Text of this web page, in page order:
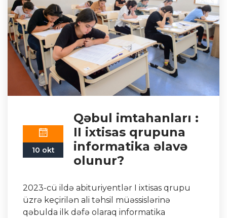
10 okt
Qəbul imtahanları :
II ixtisas qrupuna
informatika əlavə
olunur?
2023-cü ildə abituriyentlər I ixtisas qrupu
üzrə keçirilən ali təhsil müəssislərinə
qəbulda ilk dəfə olaraq informatika